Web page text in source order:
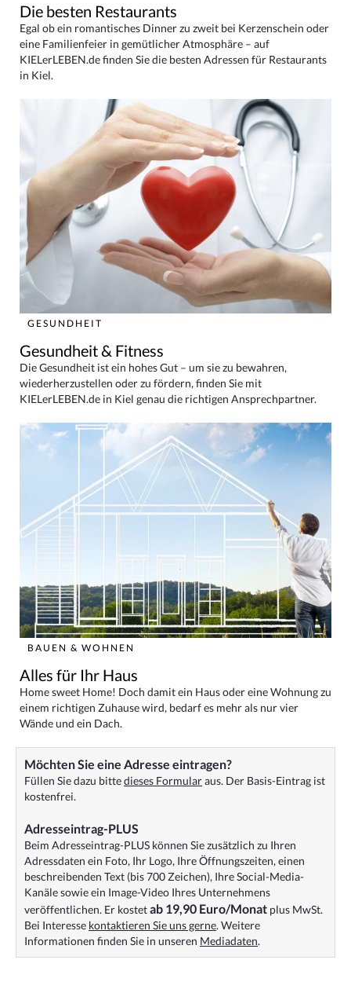
Die besten Restaurants
Egal ob ein romantisches Dinner zu zweit bei Kerzenschein oder
eine Familienfeier in gemütlicher Atmosphäre – auf
KIELerLEBEN.de finden Sie die besten Adressen für Restaurants
in Kiel.
GESUNDHEIT
Gesundheit & Fitness
Die Gesundheit ist ein hohes Gut – um sie zu bewahren,
wiederherzustellen oder zu fördern, finden Sie mit
KIELerLEBEN.de in Kiel genau die richtigen Ansprechpartner.
BAUEN & WOHNEN
Alles für Ihr Haus
Home sweet Home! Doch damit ein Haus oder eine Wohnung zu
einem richtigen Zuhause wird, bedarf es mehr als nur vier
Wände und ein Dach.
Möchten Sie eine Adresse eintragen?
Füllen Sie dazu bittedieses Formularaus. Der Basis-Eintrag ist
kostenfrei.
Adresseintrag-PLUS
Beim Adresseintrag-PLUS können Sie zusätzlich zu Ihren
Adressdaten ein Foto, Ihr Logo, Ihre Öffnungszeiten, einen
beschreibenden Text (bis 700 Zeichen), Ihre Social-Media-
Kanäle sowie ein Image-Video Ihres Unternehmens
veröffentlichen. Er kostetab 19,90 Euro/Monat plus MwSt.
Bei Interesse kontaktieren Sie uns gerne. Weitere
Informationen finden Sie in unseren Mediadaten.